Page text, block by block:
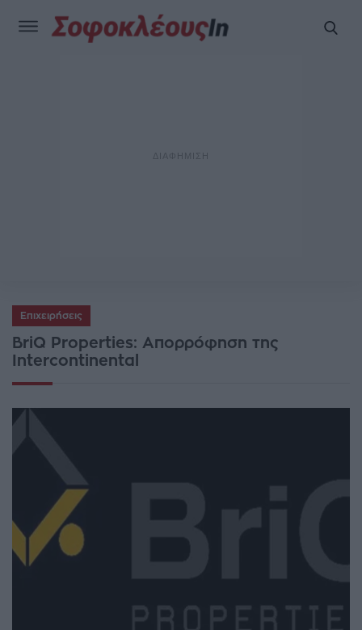
Επιχειρήσεις
BriQ Properties: Απορρόφηση της
Intercontinental